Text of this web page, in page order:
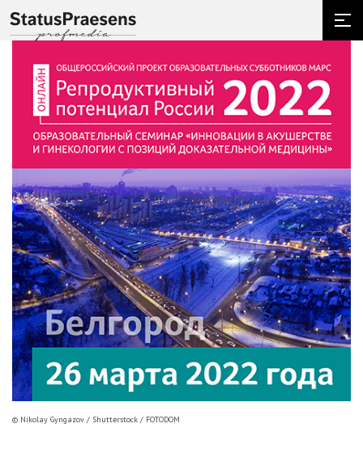
©️ Nikolay Gyngazov / Shutterstock / FOTODOM